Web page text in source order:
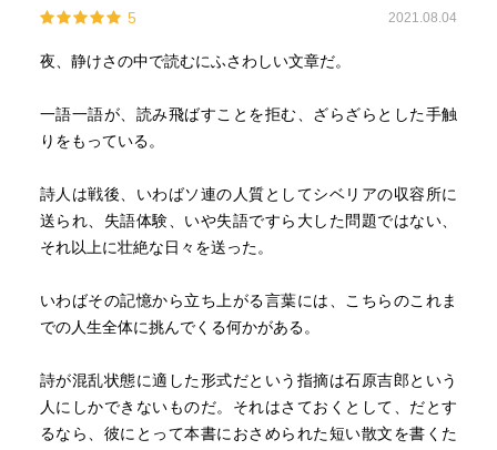
5 2021.08.04
夜、静けさの中で読むにふさわしい文章だ。
一語一語が、読み飛ばすことを拒む、ざらざらとした手触
りをもっている。
詩人は戦後、いわばソ連の人質としてシベリアの収容所に
送られ、失語体験、いや失語ですら大した問題ではない、
それ以上に壮絶な日々を送った。
いわばその記憶から立ち上がる言葉には、こちらのこれま
での人生全体に挑んでくる何かがある。
詩が混乱状態に適した形式だという指摘は石原吉郎という
人にしかできないものだ。それはさておくとして、だとす
るなら、彼にとって本書におさめられた短い散文を書くた